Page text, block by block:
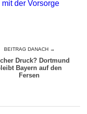
der Vorsorge
BEITRAG DANACH →
Druck? Dortmund
Bayern auf den
Fersen